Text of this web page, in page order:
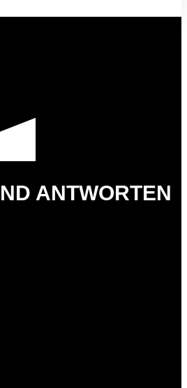
ANTWORTEN